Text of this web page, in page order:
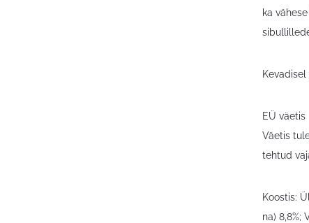
ka
EÜ väetis
Väetis
tehtud
Koostis:
na) 8,8%;